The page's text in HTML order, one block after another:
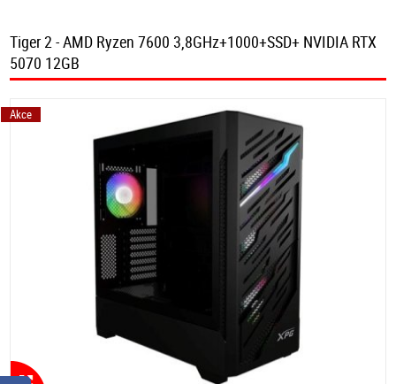
Tiger 2 - AMD Ryzen 7600 3,8GHz+1000+SSD+ NVIDIA RTX
5070 12GB
Akce